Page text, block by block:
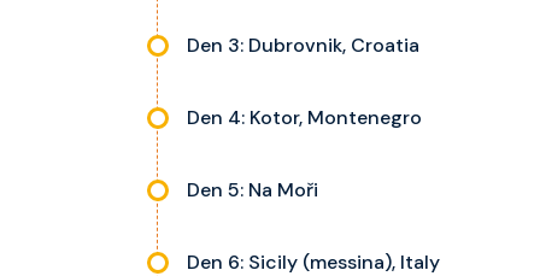
Den 3: Dubrovnik, Croatia
Den 4: Kotor, Montenegro
Den 5: Na Moři
Den 6: Sicily (messina), Italy